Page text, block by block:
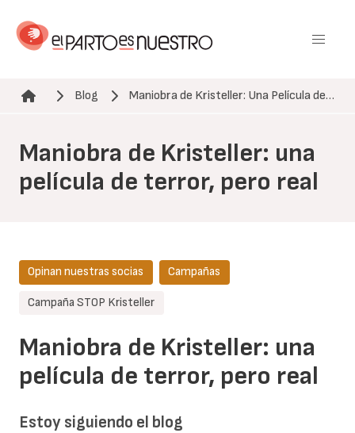
contenido
Ruta de navegación
Blog Maniobra de Kristeller: Una Película de…
Maniobra de Kristeller: una
película de terror, pero real
Maniobra de Kristeller: una
película de terror, pero real
Opinan nuestras socias Campañas
Campaña STOP Kristeller
Estoy siguiendo el blog